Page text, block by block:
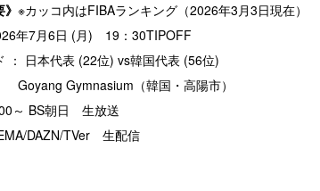
※カッコ内はFIBAランキング（2026年3月3日現在）
年7月6日 (月) 19：30TIPOFF
： 日本代表 (22位) vs韓国代表 (56位)
Goyang Gymnasium（韓国・高陽市）
～ BS朝日 生放送
DAZN/TVer 生配信